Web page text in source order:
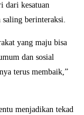
dari kesatuan
saling berinteraksi.
yang maju bisa
dan sosial
terus membaik,”
menjadikan tekad